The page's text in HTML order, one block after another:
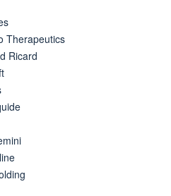
Therapeutics
Ricard